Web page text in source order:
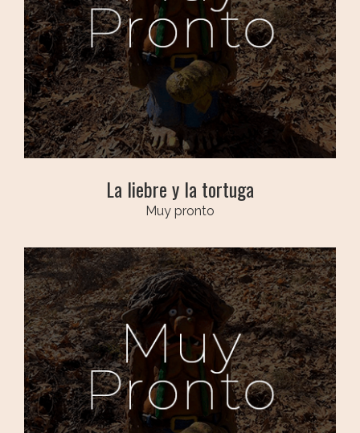
La liebre y la tortuga
Muy pronto